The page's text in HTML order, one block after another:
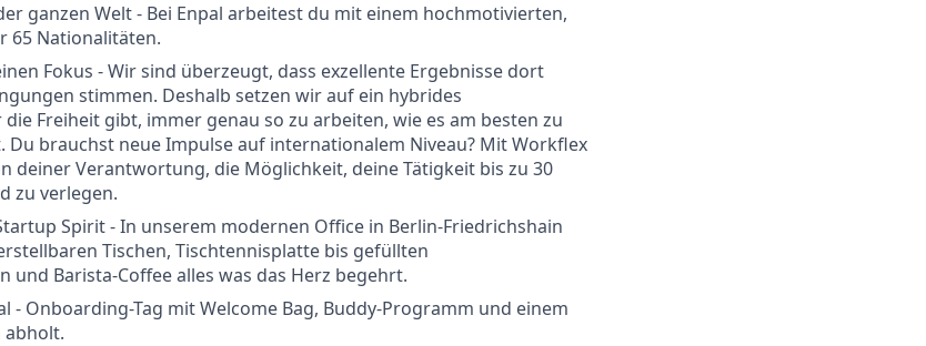
ganzen Welt - Bei Enpal arbeitest du mit einem hochmotivierten,
65 Nationalitäten.
Fokus - Wir sind überzeugt, dass exzellente Ergebnisse dort
stimmen. Deshalb setzen wir auf ein hybrides
Freiheit gibt, immer genau so zu arbeiten, wie es am besten zu
Du brauchst neue Impulse auf internationalem Niveau? Mit Workflex
deiner Verantwortung, die Möglichkeit, deine Tätigkeit bis zu 30
zu verlegen.
Spirit - In unserem modernen Office in Berlin-Friedrichshain
Tischen, Tischtennisplatte bis gefüllten
und Barista-Coffee alles was das Herz begehrt.
- Onboarding-Tag mit Welcome Bag, Buddy-Programm und einem
abholt.